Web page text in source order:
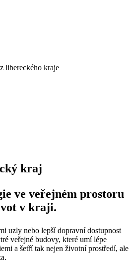
libereckého kraje
kraj
ve veřejném prostoru
v kraji.
uzly nebo lepší dopravní dostupnost
veřejné budovy, které umí lépe
a šetří tak nejen životní prostředí, ale